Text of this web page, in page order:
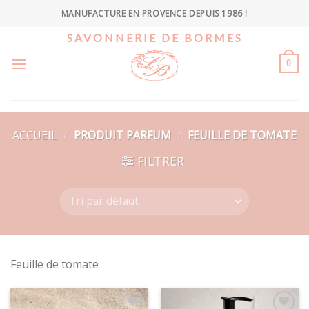
MANUFACTURE EN PROVENCE DEPUIS 1986 !
SAVONNERIE DE BORMES
0
ACCUEIL / PRODUIT PARFUM / FEUILLE DE TOMATE
FILTRER
Feuille de tomate